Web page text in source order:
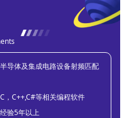
导体及集成电路设备射频匹配
，C++,C#等相关编程软件
验5年以上